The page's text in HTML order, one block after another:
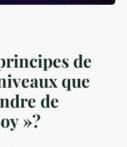
de
que
de
»?